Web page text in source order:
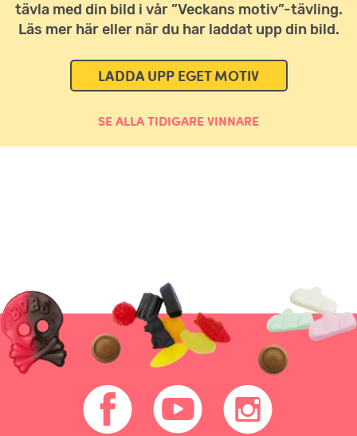
tävla med din bild i vår ”Veckans motiv”-tävling.
Läs mer här eller när du har laddat upp din bild.
LADDA UPP EGET MOTIV
SE ALLA TIDIGARE VINNARE